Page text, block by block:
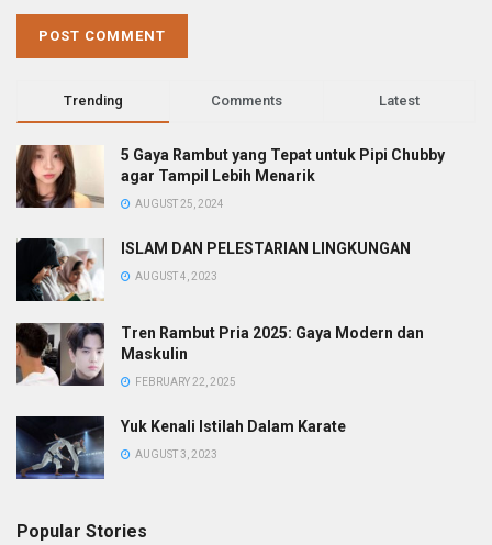
Trending Comments Latest
5 Gaya Rambut yang Tepat untuk Pipi Chubby
agar Tampil Lebih Menarik
AUGUST 25, 2024
ISLAM DAN PELESTARIAN LINGKUNGAN
AUGUST 4, 2023
Tren Rambut Pria 2025: Gaya Modern dan
Maskulin
FEBRUARY 22, 2025
Yuk Kenali Istilah Dalam Karate
AUGUST 3, 2023
Popular Stories